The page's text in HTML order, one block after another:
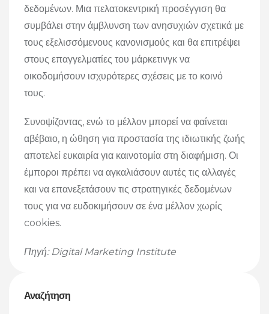
δεδομένων. Μια πελατοκεντρική προσέγγιση θα
συμβάλει στην άμβλυνση των ανησυχιών σχετικά με
τους εξελισσόμενους κανονισμούς και θα επιτρέψει
στους επαγγελματίες του μάρκετινγκ να
οικοδομήσουν ισχυρότερες σχέσεις με το κοινό
τους.
Συνοψίζοντας, ενώ το μέλλον μπορεί να φαίνεται
αβέβαιο, η ώθηση για προστασία της ιδιωτικής ζωής
αποτελεί ευκαιρία για καινοτομία στη διαφήμιση. Οι
έμποροι πρέπει να αγκαλιάσουν αυτές τις αλλαγές
και να επανεξετάσουν τις στρατηγικές δεδομένων
τους για να ευδοκιμήσουν σε ένα μέλλον χωρίς
cookies.
Πηγή: Digital Marketing Institute
Αναζήτηση